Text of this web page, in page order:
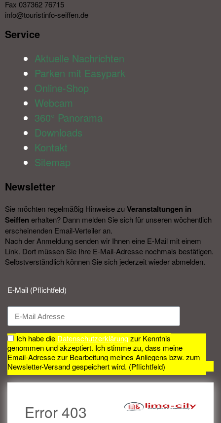
Fax 037362 76715
info@touristinfo-seiffen.de
Service​
Aktuelle Nachrichten
Parken mit Easypark
Online-Shop
Webcam
360° Panorama
Downloads
Kontakt
Sitemap
Newsletter​
Sie möchten regelmäßig Hinweise zu Veranstal­tungen in
Seiffen erhalten? Dann melden Sie sich für unseren wöchentlich
erscheinenden Email-Verteiler an.
Nach der Anmeldung senden wir Ihnen eine E-Mail mit einem
Link. Dort müssen Sie Ihre E-Mail-Adresse nochmals bestätigen.
Selbstverständlich können Sie sich jederzeit wieder abmelden.​
E-Mail (Pflichtfeld)
Ich habe die Datenschutzerklärungzur Kenntnis
genommen und akzeptiert. Ich stimme zu, dass meine
Email-Adresse zur Bearbeitung meines Anliegens bzw. zum
Newsletter-Versand gespeichert wird. (Pflichtfeld)
Error 403